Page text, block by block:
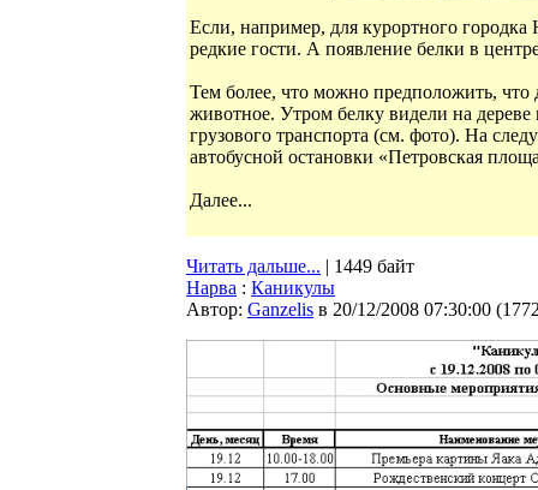
Если, например, для курортного
редкие гости. А появление белки в
Тем более, что можно предположить, что
животное. Утром белку видели на
грузового транспорта (см. фото). На
автобусной остановки «Петровская
Далее...
Читать дальше... | 1449 байт
Нарва : Каникулы
Автор: Ganzelis в 20/12/2008 07:30:00 (